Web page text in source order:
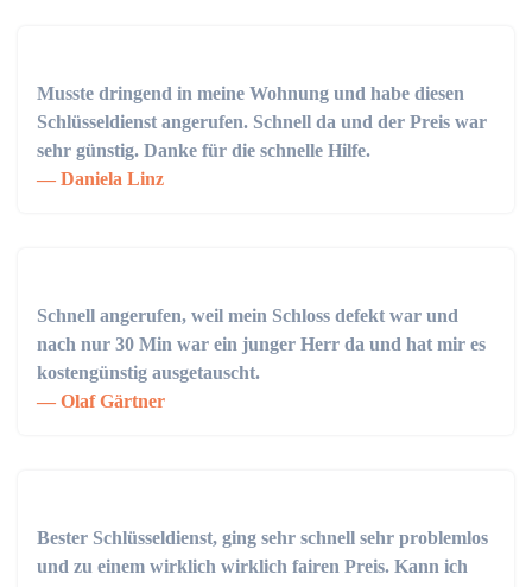
Musste dringend in meine Wohnung und habe diesen
Schlüsseldienst angerufen. Schnell da und der Preis war
sehr günstig. Danke für die schnelle Hilfe.
Daniela Linz
Schnell angerufen, weil mein Schloss defekt war und
nach nur 30 Min war ein junger Herr da und hat mir es
kostengünstig ausgetauscht.
Olaf Gärtner
Bester Schlüsseldienst, ging sehr schnell sehr problemlos
und zu einem wirklich wirklich fairen Preis. Kann ich